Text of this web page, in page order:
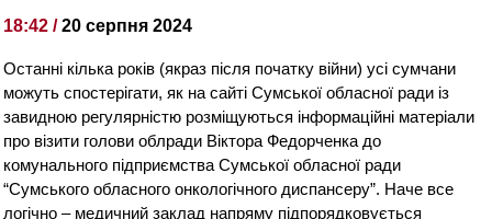
18:42 /20 серпня 2024
Останні кілька років (якраз після початку війни) усі сумчани
можуть спостерігати, як на сайті Сумської обласної ради із
завидною регулярністю розміщуються інформаційні матеріали
про візити голови облради Віктора Федорченка до
комунального підприємства Сумської обласної ради
“Сумського обласного онкологічного диспансеру”. Наче все
логічно – медичний заклад напряму підпорядковується